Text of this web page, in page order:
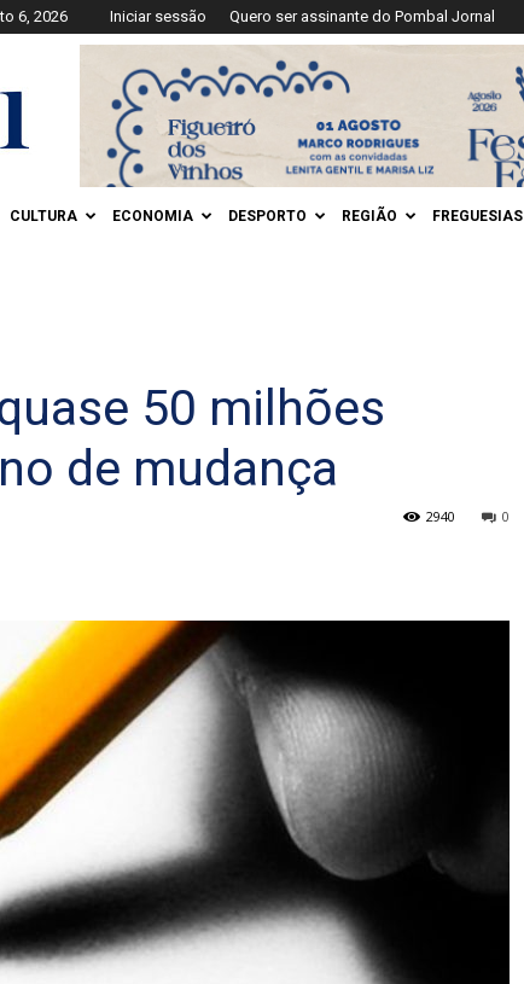
6, 2026 Iniciar sessão Quero ser assinante do Pombal Jornal
CULTURA ECONOMIA DESPORTO REGIÃO FREGUESIAS
50 milhões
de mudança
0
2940